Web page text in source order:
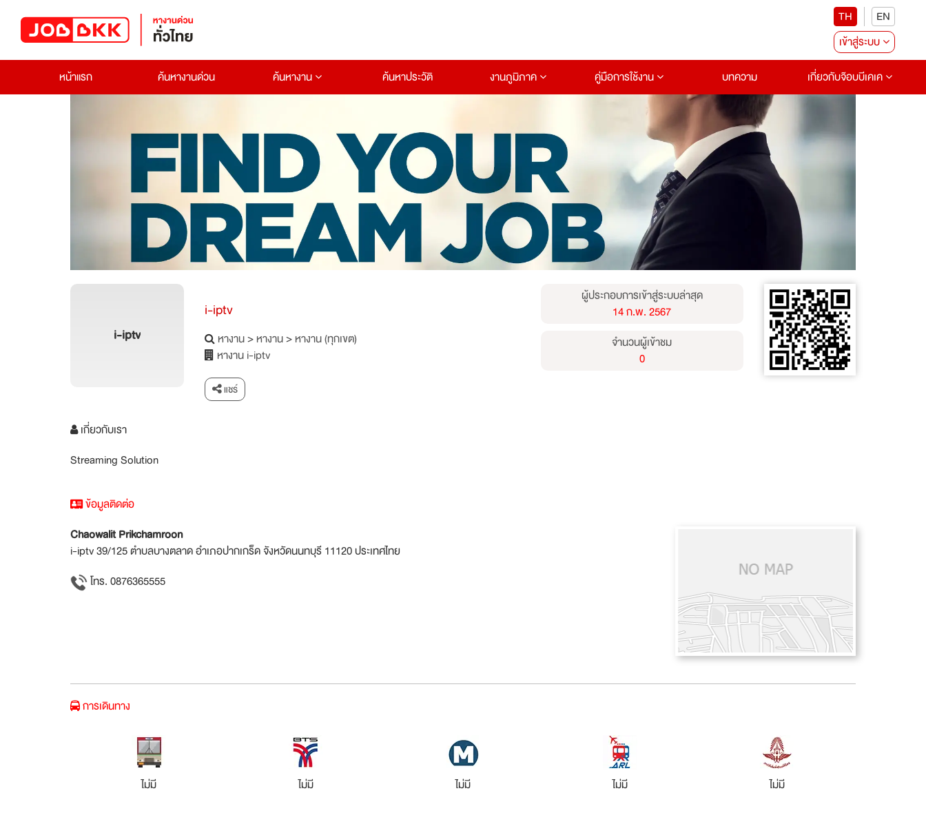
TH
EN
เข้าสู่ระบบ
หน้าแรก
ค้นหางานด่วน ค้นหางาน ค้นหาประวัติ งานภูมิภาค คู่มือการใช้งาน บทความ เกี่ยวกับจ๊อบบีเคเค
i-iptv
i-iptv
หางาน>หางาน>หางาน (ทุกเขต)
หางาน i-iptv
แชร์
ผู้ประกอบการเข้าสู่ระบบล่าสุด
14 ก.พ. 2567
จำนวนผู้เข้าชม
0
เกี่ยวกับเรา
Streaming Solution
ข้อมูลติดต่อ
Chaowalit Prikchamroon
i-iptv 39/125 ตำบลบางตลาด อำเภอปากเกร็ด จังหวัดนนทบุรี 11120 ประเทศไทย
โทร. 0876365555
การเดินทาง
ไม่มี ไม่มี ไม่มี ไม่มี ไม่มี